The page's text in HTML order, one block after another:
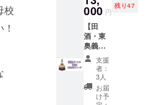
校
魚ねぷ
た 数
量：1つ
素材：
和紙、
厚紙、
竹 サイ
ズ：直
径12cm
デザイ
えた粒
を、校
章をか
たどっ
た種に
合わせ
ていま
す。 ※
食品表
周年を
祝う特
別なラ
ベルで
装飾し
てお届
けしま
す。720
ミリ
リット
000 円
残り47
【田
酒・東
奥義塾
ラベル
の購入
権利】
青森市
の銘酒
支援
者：
3人
お届
け予